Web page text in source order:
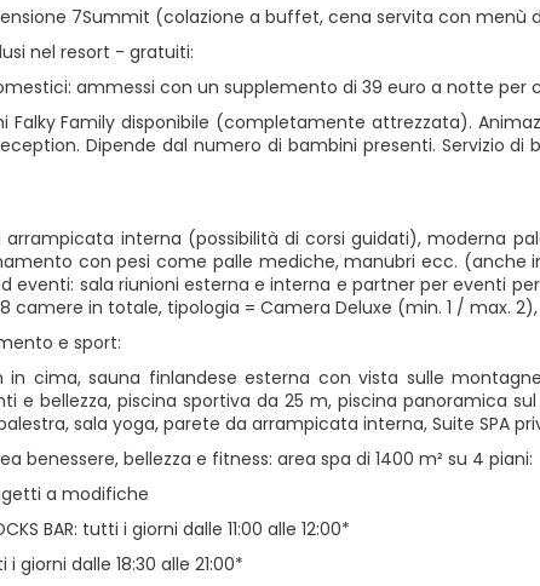
giorni dalle 18:30 alle 21:00*
BAR: tutti i giorni dalle 11:00 alle 12:00*
a modifiche
benessere, bellezza e fitness: area spa di 1400 m² su 4 piani:
in cima, sauna finlandese esterna con vista sulle
e bellezza, piscina sportiva da 25 m, piscina panoramica
sala yoga, parete da arrampicata interna, Suite SPA
e sport:
arrampicata interna (possibilità di corsi guidati), moderna
con pesi come palle mediche, manubri ecc. (anche
eventi: sala riunioni esterna e interna e partner per eventi
camere in totale, tipologia = Camera Deluxe (min. 1 / max. 2),
Falky Family disponibile (completamente attrezzata).
Dipende dal numero di bambini presenti. Servizio
ammessi con un supplemento di 39 euro a notte per
nel resort - gratuiti:
7Summit (colazione a buffet, cena servita con menù